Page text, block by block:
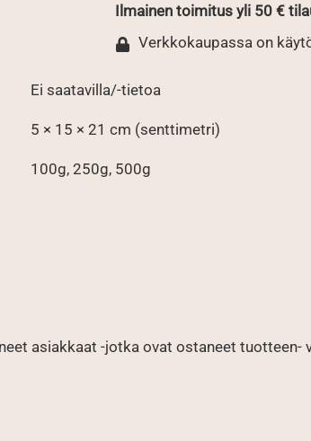
Ilmainen toimitus yli 50 €
Verkkokaupassa on
Ei saatavilla/-tietoa
5 × 15 × 21 cm (senttimetri)
100g, 250g, 500g
asiakkaat -jotka ovat ostaneet tuotteen-